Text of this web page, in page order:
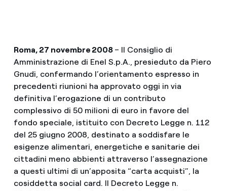
Roma, 27 novembre 2008 – Il Consiglio di
Amministrazione di Enel S.p.A., presieduto da Piero
Gnudi, confermando l’orientamento espresso in
precedenti riunioni ha approvato oggi in via
definitiva l’erogazione di un contributo
complessivo di 50 milioni di euro in favore del
fondo speciale, istituito con Decreto Legge n. 112
del 25 giugno 2008, destinato a soddisfare le
esigenze alimentari, energetiche e sanitarie dei
cittadini meno abbienti attraverso l’assegnazione
a questi ultimi di un’apposita “carta acquisti”, la
cosiddetta social card. Il Decreto Legge n.